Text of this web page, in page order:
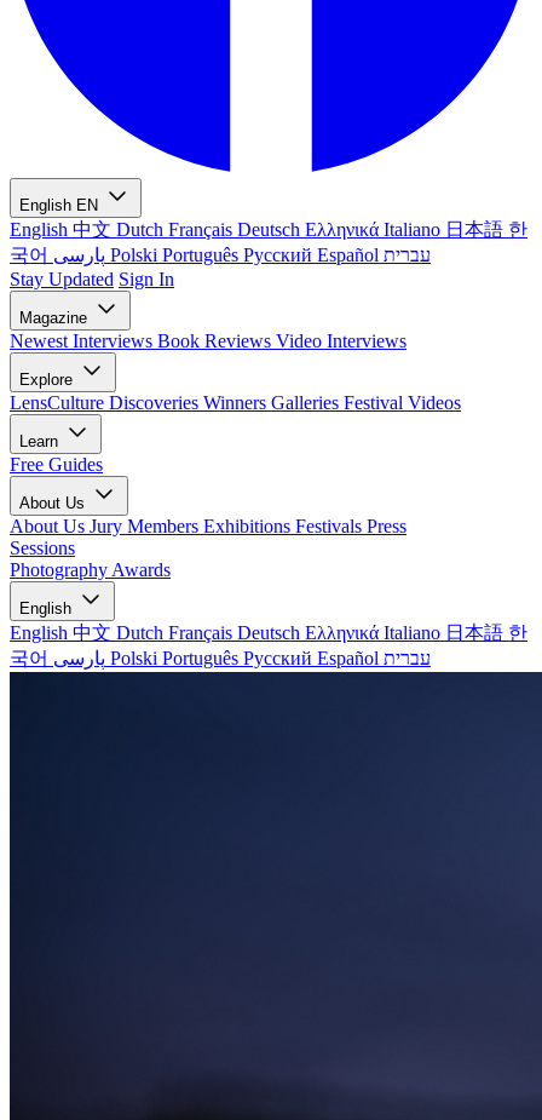
English EN
English 中文 Dutch Français Deutsch Ελληνικά Italiano 日本語 한
국어
Polski Português Русский Español עברית
Stay Updated Sign In
Magazine
Newest Interviews Book Reviews Video Interviews
Explore
LensCulture Discoveries Winners Galleries Festival Videos
Learn
Free Guides
About Us
About Us Jury Members Exhibitions Festivals Press
Sessions
Photography Awards
English
English 中文 Dutch Français Deutsch Ελληνικά Italiano 日本語 한
국어
Polski Português Русский Español עברית